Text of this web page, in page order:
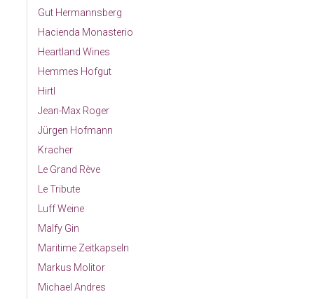
Gut Hermannsberg
Hacienda Monasterio
Heartland Wines
Hemmes Hofgut
Hirtl
Jean-Max Roger
Jürgen Hofmann
Kracher
Le Grand Rève
Le Tribute
Luff Weine
Malfy Gin
Maritime Zeitkapseln
Markus Molitor
Michael Andres